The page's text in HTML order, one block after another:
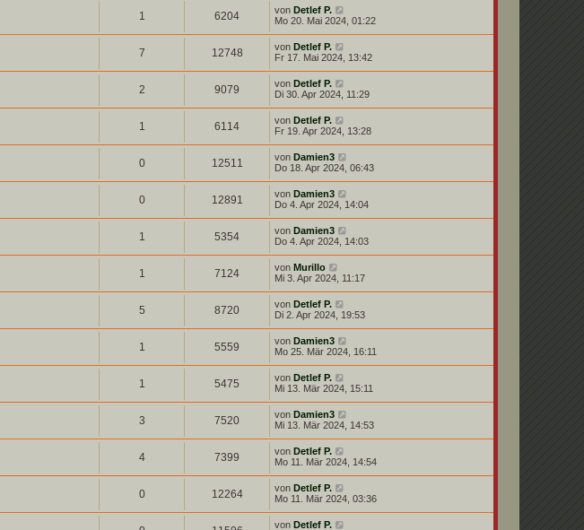
1 6204 von Detlef P.
Mo 20. Mai 2024, 01:22
7 12748 von Detlef P.
Fr 17. Mai 2024, 13:42
2 9079 von Detlef P.
Di 30. Apr 2024, 11:29
1 6114 von Detlef P.
Fr 19. Apr 2024, 13:28
0 12511 von Damien3
Do 18. Apr 2024, 06:43
0 12891 von Damien3
Do 4. Apr 2024, 14:04
1 5354 von Damien3
Do 4. Apr 2024, 14:03
1 7124 von Murillo
Mi 3. Apr 2024, 11:17
5 8720 von Detlef P.
Di 2. Apr 2024, 19:53
1 5559 von Damien3
Mo 25. Mär 2024, 16:11
1 5475 von Detlef P.
Mi 13. Mär 2024, 15:11
3 7520 von Damien3
Mi 13. Mär 2024, 14:53
4 7399 von Detlef P.
Mo 11. Mär 2024, 14:54
0 12264 von Detlef P.
Mo 11. Mär 2024, 03:36
von Detlef P.